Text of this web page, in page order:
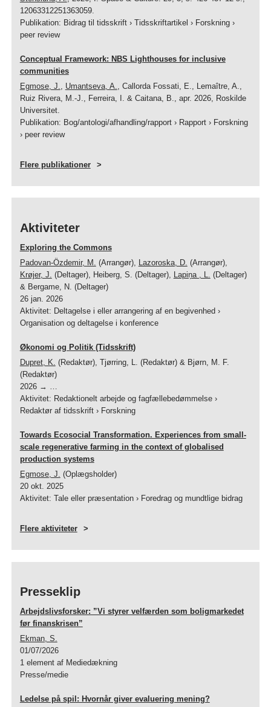
12063312251363059.
Publikation: Bidrag til tidsskrift› Tidsskriftartikel › Forskning›
peer review
Conceptual Framework: NBS Lighthouses for inclusive
communities
Egmose, J.
Umantseva, A.
, Callorda Fossati, E., Lemaître, A.,
Ruiz Rivera, M.-J., Ferreira, I. & Caitana, B., apr. 2026, Roskilde
Universitet.
Publikation: Bog/antologi/afhandling/rapport› Rapport› Forskning
› peer review
Flere publikationer
Aktiviteter
Exploring the Commons
Padovan-Özdemir, M.
(Arrangør), Lazoroska, D. (Arrangør),
Krøjer, J. (Deltager), Heiberg, S. (Deltager), Lapiņa , L.
(Deltager)
& Bergame, N. (Deltager)
26 jan. 2026
Aktivitet: Deltagelse i eller arrangering af en begivenhed ›
Organisation og deltagelse i konference
Økonomi og Politik (Tidsskrift)
Dupret, K. (Redaktør), Tjørring, L. (Redaktør) & Bjørn, M. F.
(Redaktør)
2026→ …
Aktivitet: Redaktionelt arbejde og fagfællebedømmelse›
Redaktør af tidsskrift› Forskning
Towards Ecosocial Transformation. Experiences from small-
scale regenerative farming in the context of globalised
production systems
Egmose, J. (Oplægsholder)
20 okt. 2025
Aktivitet: Tale eller præsentation› Foredrag og mundtlige bidrag
Flere aktiviteter
Presseklip
Arbejdslivsforsker: ”Vi styrer velfærden som boligmarkedet
før finanskrisen”
Ekman, S.
01/07/2026
1 element af Mediedækning
Presse/medie
Ledelse på spil: Hvornår giver evaluering mening?